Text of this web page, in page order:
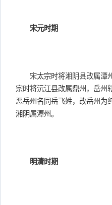
宋元时期
宋太宗时将湘阴县改属潭州
宗时将沅江县改属鼎州，岳州
恶岳州名同岳飞姓，改岳州为
湘阴属潭州。
明清时期